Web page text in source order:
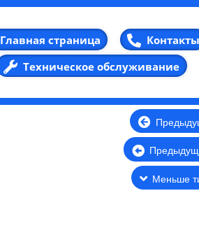
Главная страница Контакты
Техническое обслуживание
Меньше